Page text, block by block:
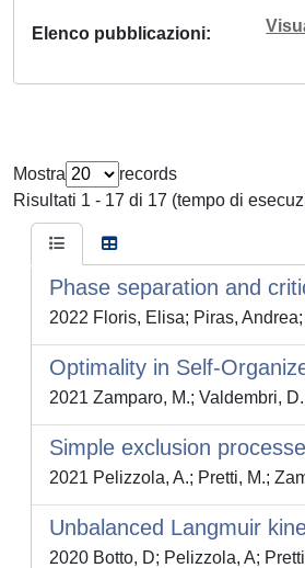
Elenco pubblicazioni
Mostra
records
Risultati 1 - 17 di 17 (tempo di
Phase separation and
2022 Floris, Elisa; Piras,
Optimality in Self-
2021 Zamparo, M.; Valdembri,
Simple exclusion
2021 Pelizzola, A.; Pretti, M.;
Unbalanced Langmuir
2020 Botto, D; Pelizzola, A;